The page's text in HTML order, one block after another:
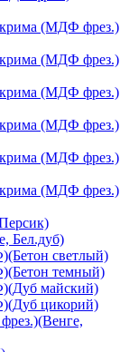
(МДФ фрез.)
(МДФ фрез.)
(МДФ фрез.)
(МДФ фрез.)
(МДФ фрез.)
(МДФ фрез.)
Бел.дуб)
светлый)
темный)
майский)
цикорий)